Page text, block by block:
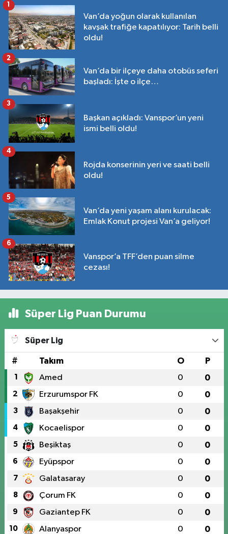
Van’da yoğun olarak kullanılan
kavşak trafiğe kapatılıyor: Tarih belli
oldu!
Van’da bir ilçeye daha otobüs seferi
başladı: İşte o ilçe…
2
Başkan açıkladı: Vanspor’un yeni
ismi belli oldu!
3
Rojda konserinin yeri ve saati belli
oldu!
4
Van’da yeni yaşam alanı kurulacak:
Emlak Konut projesi Van’a geliyor!
5
Vanspor’a TFF’den puan silme
cezası!
6
Süper Lig Puan Durumu
Süper Lig
# Takım O P
1 Amed 0 0
2 Erzurumspor FK 0 0
3 Başakşehir 0 0
4 Kocaelispor 0 0
5 Beşiktaş 0 0
6 Eyüpspor 0 0
7 Galatasaray 0 0
8 Çorum FK 0 0
9 Gaziantep FK 0 0
10 Alanyaspor 0 0